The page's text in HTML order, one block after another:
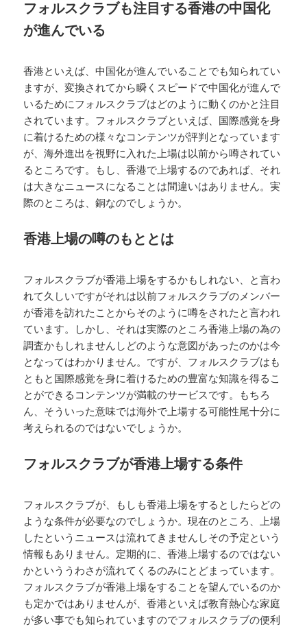
フォルスクラブも注目する香港の中国化
が進んでいる
香港といえば、中国化が進んでいることでも知られてい
ますが、変換されてから瞬くスピードで中国化が進んで
いるためにフォルスクラブはどのように動くのかと注目
されています。フォルスクラブといえば、国際感覚を身
に着けるための様々なコンテンツが評判となっています
が、海外進出を視野に入れた上場は以前から噂されてい
るところです。もし、香港で上場するのであれば、それ
は大きなニュースになることは間違いはありません。実
際のところは、銅なのでしょうか。
香港上場の噂のもととは
フォルスクラブが香港上場をするかもしれない、と言わ
れて久しいですがそれは以前フォルスクラブのメンバー
が香港を訪れたことからそのように噂をされたと言われ
ています。しかし、それは実際のところ香港上場の為の
調査かもしれませんしどのような意図があったのかは今
となってはわかりません。ですが、フォルスクラブはも
ともと国際感覚を身に着けるための豊富な知識を得るこ
とができるコンテンツが満載のサービスです。もちろ
ん、そういった意味では海外で上場する可能性尾十分に
考えられるのではないでしょうか。
フォルスクラブが香港上場する条件
フォルスクラブが、もしも香港上場をするとしたらどの
ような条件が必要なのでしょうか。現在のところ、上場
したというニュースは流れてきませんしその予定という
情報もありません。定期的に、香港上場するのではない
かといううわさが流れてくるのみにとどまっています。
フォルスクラブが香港上場をすることを望んでいるのか
も定かではありませんが、香港といえば教育熱心な家庭
が多い事でも知られていますのでフォルスクラブの便利